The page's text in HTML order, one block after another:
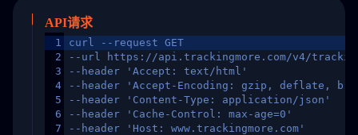
API请求
1
2
3
4
5
6
7
curl --request GET
--url https://api.trackingmore.com/v4/trackings/
--header 'Accept: text/html'
--header 'Accept-Encoding: gzip, deflate,
--header 'Content-Type: application/json'
--header 'Cache-Control: max-age=0'
--header 'Host: www.trackingmore.com'